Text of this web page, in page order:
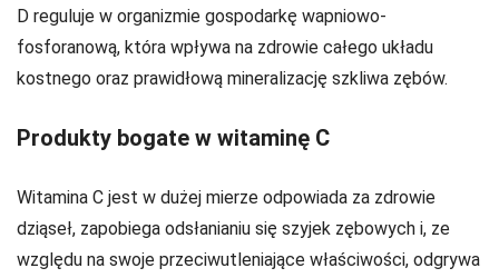
D reguluje w organizmie gospodarkę wapniowo-
fosforanową, która wpływa na zdrowie całego układu
kostnego oraz prawidłową mineralizację szkliwa zębów.
Produkty bogate w witaminę C
Witamina C jest w dużej mierze odpowiada za zdrowie
dziąseł, zapobiega odsłanianiu się szyjek zębowych i, ze
względu na swoje przeciwutleniające właściwości, odgrywa